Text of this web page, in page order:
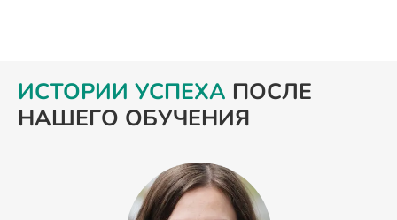
ИСТОРИИ УСПЕХА ПОСЛЕ
НАШЕГО ОБУЧЕНИЯ